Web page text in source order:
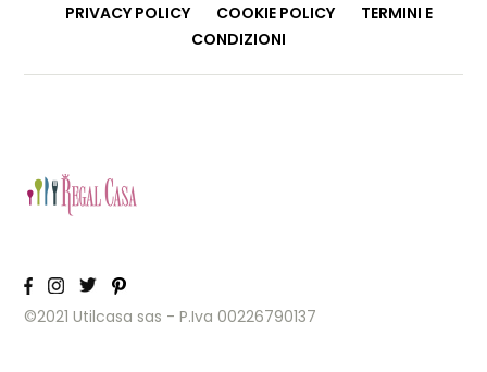
PRIVACY POLICY COOKIE POLICY
TERMINI E
CONDIZIONI
©2021 Utilcasa sas - P.Iva 00226790137